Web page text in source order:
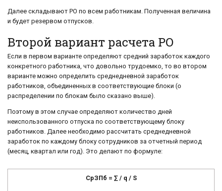
Далее складывают РО по всем работникам. Полученная величина
и будет резервом отпусков.
Второй вариант расчета РО
Если в первом варианте определяют средний заработок каждого
конкретного работника, что довольно трудоемко, то во втором
варианте можно определить среднедневной заработок
работников, объединенных в соответствующие блоки (о
распределении по блокам было сказано выше).
Поэтому в этом случае определяют количество дней
неиспользованного отпуска по соответствующему блоку
работников. Далее необходимо рассчитать среднедневной
заработок по каждому блоку сотрудников за отчетный период
(месяц, квартал или год). Это делают по формуле:
СрЗПб = ∑ / q / S